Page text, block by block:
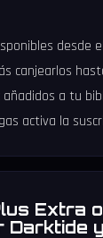
desde el
canjearlos
añadidos a tu
activa la
Extra